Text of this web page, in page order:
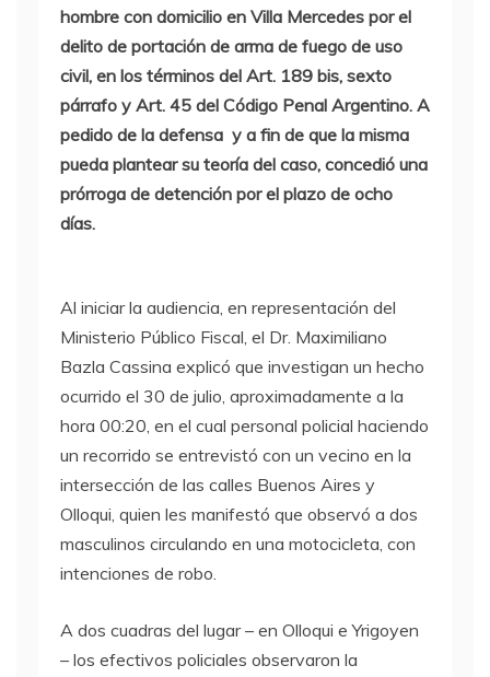
hombre con domicilio en Villa Mercedes por el
delito de portación de arma de fuego de uso
civil, en los términos del Art. 189 bis, sexto
párrafo y Art. 45 del Código Penal Argentino. A
pedido de la defensa y a fin de que la misma
pueda plantear su teoría del caso, concedió una
prórroga de detención por el plazo de ocho
días.
Al iniciar la audiencia, en representación del
Ministerio Público Fiscal, el Dr. Maximiliano
Bazla Cassina explicó que investigan un hecho
ocurrido el 30 de julio, aproximadamente a la
hora 00:20, en el cual personal policial haciendo
un recorrido se entrevistó con un vecino en la
intersección de las calles Buenos Aires y
Olloqui, quien les manifestó que observó a dos
masculinos circulando en una motocicleta, con
intenciones de robo.
A dos cuadras del lugar – en Olloqui e Yrigoyen
– los efectivos policiales observaron la